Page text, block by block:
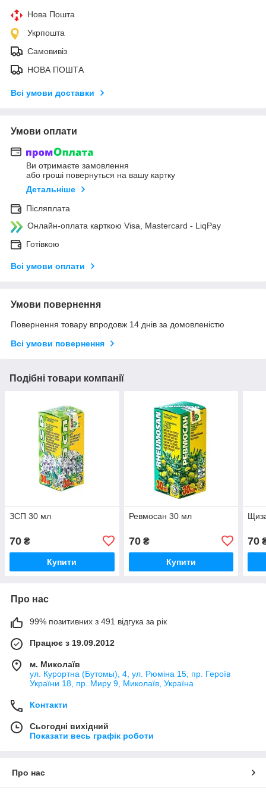
Нова Пошта
Укрпошта
Самовивіз
НОВА ПОШТА
Всі умови доставки
Умови оплати
Ви отримаєте замовлення
або гроші повернуться на вашу картку
Детальніше
Післяплата
Онлайн-оплата карткою Visa, Mastercard - LiqPay
Готівкою
Всі умови оплати
Умови повернення
Повернення товару впродовж 14 днів за домовленістю
Всі умови повернення
Подібні товари компанії
ЗСП 30 мл
70 ₴
Купити
Ревмосан 30 мл
70₴
Купити
70
Про нас
99% позитивних з 491 відгука за рік
Працює з 19.09.2012
м. Миколаїв
ул. Курортна (Бутомы), 4, ул. Рюміна 15, пр. Героїв
України 18, пр. Миру 9, Миколаїв, Україна
Контакти
Сьогодні вихідний
Показати весь графік роботи
Про нас